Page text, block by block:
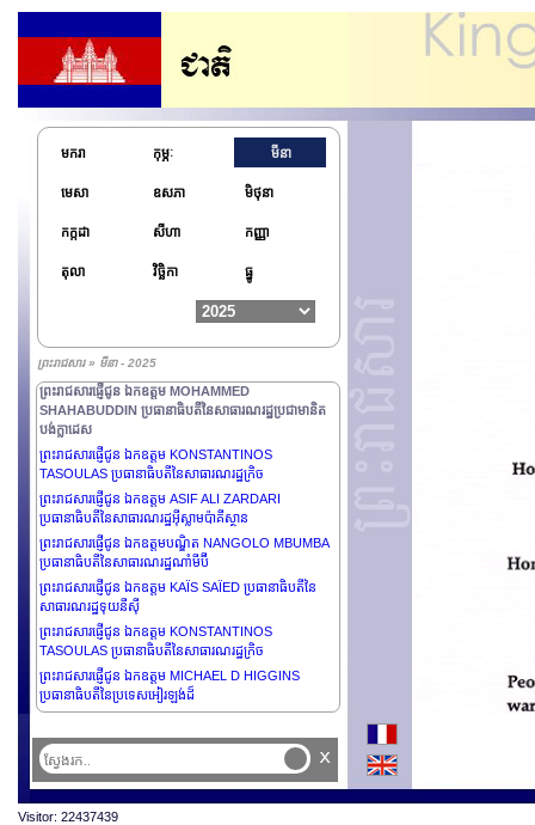
មករា កុម្ភៈ មីនា
មេសា ឧសភា មិថុនា
កក្កដា សីហា កញ្ញា
តុលា វិច្ឆិកា ធ្នូ
ព្រះរាជសារ » មីនា - 2025
ព្រះរាជសារផ្ញើជូន ឯកឧត្តម BASSIROU DIOMAYE
DIAKHAR FAYE ប្រធានាធិបតីនៃសាធារណរដ្ឋសេណេហ្គាល់
ព្រះរាជសារផ្ញើថ្វាយព្រះករុណាព្រះបាទ MAHA
VAJIRALONGKORN ព្រះមហាក្សត្រនៃព្រះរាជាណាចក្រ
ព្រះរាជសារផ្ញើជូន ឯកឧត្តមនាយឧត្តមសេនីយ៍ជាន់ខ្ពស់ MIN
AUNG HLAING ប្រធានក្រុមប្រឹក្សារដ្ឋបាលរដ្ឋ នាយករដ្ឋមន្ត្រី
នៃសាធារណរដ្ឋសហភាពមីយ៉ាន់ម៉ា
ព្រះរាជសារផ្ញើជូន ឯកឧត្តម MOHAMMED
SHAHABUDDIN ប្រធានាធិបតីនៃសាធារណរដ្ឋប្រជាមានិត
បង់ក្លាដេស
ព្រះរាជសារផ្ញើជូន ឯកឧត្តម KONSTANTINOS
TASOULAS ប្រធានាធិបតីនៃសាធារណរដ្ឋក្រិច
ព្រះរាជសារផ្ញើជូន ឯកឧត្តម ASIF ALI ZARDARI
ប្រធានាធិបតីនៃសាធារណរដ្ឋអ៊ីស្លាមប៉ាគីស្ថាន
ព្រះរាជសារផ្ញើជូន ឯកឧត្តមបណ្ឌិត NANGOLO MBUMBA
ប្រធានាធិបតីនៃសាធារណរដ្ឋណាំមីប៊ី
ព្រះរាជសារផ្ញើជូន ឯកឧត្តម KAÏS SAÏED ប្រធានាធិបតីនៃ
សាធារណរដ្ឋទុយនីស៊ី
ព្រះរាជសារផ្ញើជូន ឯកឧត្តម KONSTANTINOS
TASOULAS ប្រធានាធិបតីនៃសាធារណរដ្ឋក្រិច
ព្រះរាជសារផ្ញើជូន ឯកឧត្តម MICHAEL D HIGGINS
ប្រធានាធិបតីនៃប្រទេសអៀរឡង់ដ៏
ប្រធានាធិបតីនៃ សាធារណរដ្ឋម៉ូរីស
ព្រះរាជសារផ្ញើជូន លោកស្រី Sithea San ប្រធានក្រុងខ្មែរ
ព្រះរាជសារផ្ញើជូន ឯកឧត្តមឧត្តមសេនីយ៍ ASSIMI GOITA
ប្រធានាធិបតីអន្តរកាល និងជាប្រមុខរដ្ឋនៃសាធារណរដ្ឋម៉ាលី
x
Visitor: 22437439